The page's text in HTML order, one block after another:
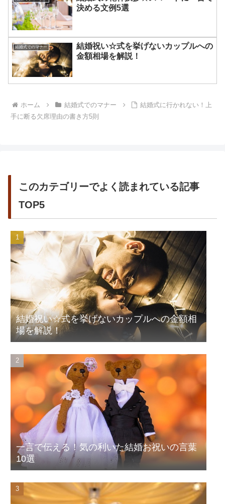
決める文例5選
結婚式でのマナー
結婚祝い☆式を挙げないカップルへの
金額相場を解説！
ホーム 結婚式でのマナー
結婚式に行かれない！上
手に断る欠席理由の書き方5則
このカテゴリーでよく読まれている記事
TOP5
結婚祝い☆式を挙げないカップルへの金額相
場を解説！
一言で伝える！気の利いた結婚お祝いの言葉
10選